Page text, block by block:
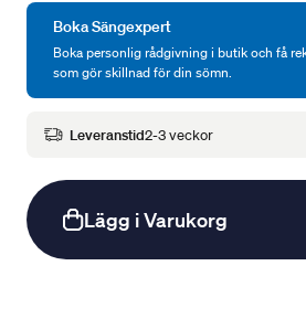
Boka Sängexpert
Boka personlig rådgivning i butik och få
som gör skillnad för din sömn.
Leveranstid2-3 veckor
Lägg i Varukorg